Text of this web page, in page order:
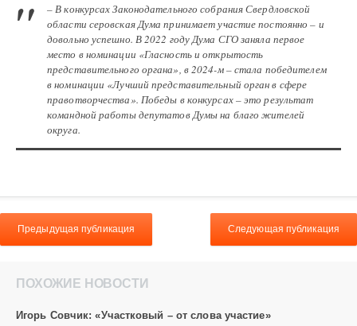
– В конкурсах Законодательного собрания Свердловской
области серовская Дума принимает участие постоянно – и
довольно успешно. В 2022 году Дума СГО заняла первое
место в номинации «Гласность и открытость
представительного органа», в 2024-м – стала победителем
в номинации «Лучший представительный орган в сфере
правотворчества». Победы в конкурсах – это результат
командной работы депутатов Думы на благо жителей
округа.
Предыдущая публикация Следующая публикация
ПОХОЖИЕ НОВОСТИ
Игорь Совчик: «Участковый – от слова участие»